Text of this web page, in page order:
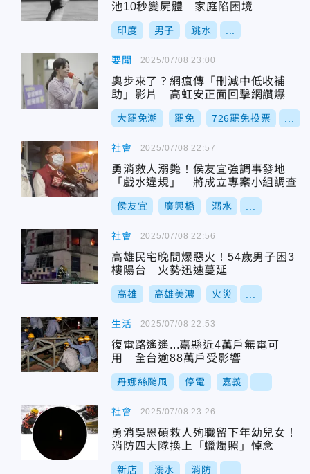
池10秒變屍體 家庭陷困境
印度 男子 跳水
要聞
奧步來了？網瘋傳「刪減中低收補
助」影片 高虹安正面回擊網讚爆
大罷免潮 罷免 726罷免投票
2025/07/08 23:00
社會
勇消救人溺斃！侯友宜強調事發地
「戲水違規」 將成立專案小組調查
侯友宜 廣興橋 溺水
2025/07/08 22:57
社會
高雄民宅晚間爆惡火！54歲男子困3
樓陽台 火勢迅速蔓延
高雄 高雄美濃 火災
2025/07/08 22:56
生活
復電路遙遙...嘉縣近4萬戶無電可
用 全台逾88萬戶受影響
丹娜絲颱風 停電 嘉義
2025/07/08 22:53
社會
勇消吳恩碩救人殉職留下年幼兒女！
消防四大隊換上「蠟燭照」悼念
新店 溺水 消防
2025/07/08 23:26